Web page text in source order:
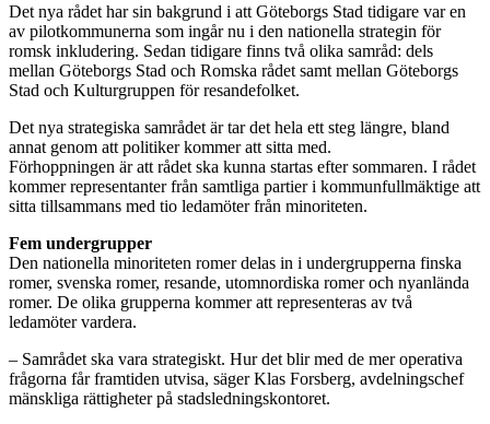
Det nya rådet har sin bakgrund i att Göteborgs Stad tidigare var en
av pilotkommunerna som ingår nu i den nationella strategin för
romsk inkludering. Sedan tidigare finns två olika samråd: dels
mellan Göteborgs Stad och Romska rådet samt mellan Göteborgs
Stad och Kulturgruppen för resandefolket.
Det nya strategiska samrådet är tar det hela ett steg längre, bland
annat genom att politiker kommer att sitta med.
Förhoppningen är att rådet ska kunna startas efter sommaren. I rådet
kommer representanter från samtliga partier i kommunfullmäktige att
sitta tillsammans med tio ledamöter från minoriteten.
Fem undergrupper
Den nationella minoriteten romer delas in i undergrupperna finska
romer, svenska romer, resande, utomnordiska romer och nyanlända
romer. De olika grupperna kommer att representeras av två
ledamöter vardera.
– Samrådet ska vara strategiskt. Hur det blir med de mer operativa
frågorna får framtiden utvisa, säger Klas Forsberg, avdelningschef
mänskliga rättigheter på stadsledningskontoret.